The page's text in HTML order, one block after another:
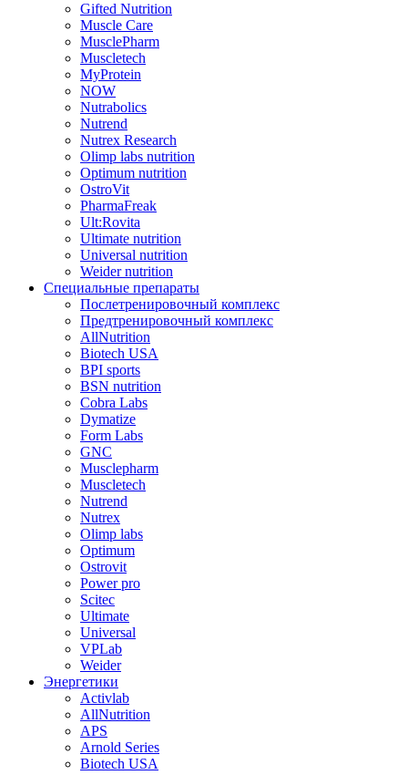
Gifted Nutrition
Muscle Care
MusclePharm
Muscletech
MyProtein
NOW
Nutrabolics
Nutrend
Nutrex Research
Olimp labs nutrition
Optimum nutrition
OstroVit
PharmaFreak
Ult:Rovita
Ultimate nutrition
Universal nutrition
Weider nutrition
Специальные препараты
Послетренировочный комплекс
Предтренировочный комплекс
AllNutrition
Biotech USA
BPI sports
BSN nutrition
Cobra Labs
Dymatize
Form Labs
GNC
Musclepharm
Muscletech
Nutrend
Nutrex
Olimp labs
Optimum
Ostrovit
Power pro
Scitec
Ultimate
Universal
VPLab
Weider
Энергетики
Activlab
AllNutrition
APS
Arnold Series
Biotech USA